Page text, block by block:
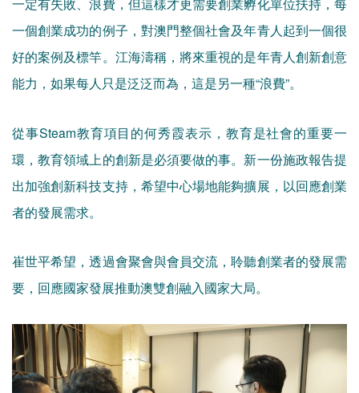
一個創業成功的例子，對澳門整個社會及年青人起到一個很
好的案例及標竿。江海濤稱，將來重視的是年青人創新創意
能力，如果每人只是泛泛而為，這是另一種“浪費”。
從事Steam教育項目的何秀霞表示，教育是社會的重要一
環，教育領域上的創新是必須要做的事。新一份施政報告提
出加強創新科技支持，希望中心場地能夠擴展，以回應創業
者的發展需求。
崔世平希望，透過會聚會與會員交流，聆聽創業者的發展需
要，回應國家發展推動澳雙創融入國家大局。